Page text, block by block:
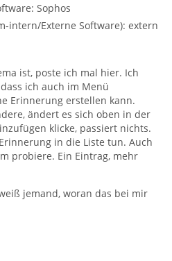
Sophos
intern/Externe Software): extern
ist, poste ich mal hier. Ich
ich auch im Menü
Erinnerung erstellen kann.
ändert es sich oben in der
klicke, passiert nichts.
in die Liste tun. Auch
probiere. Ein Eintrag, mehr
jemand, woran das bei mir